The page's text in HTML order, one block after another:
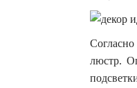
люстр.